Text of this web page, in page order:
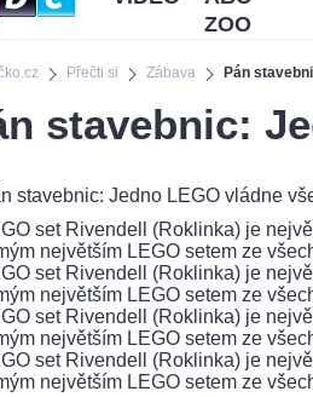
Přečti si Zábava Pán
ZOO
stavebnic: